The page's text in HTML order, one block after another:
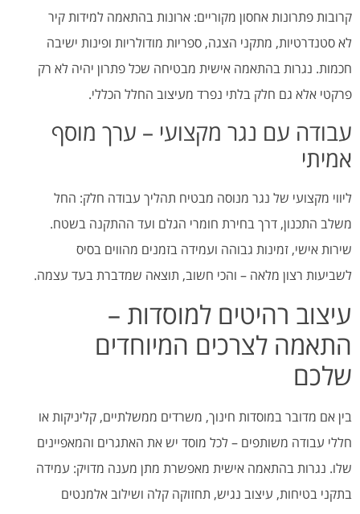
קרובות פתרונות אחסון מקוריים: ארונות בהתאמה למידות קיר
לא סטנדרטיות, מתקני הצגה, ספריות מודולריות ופינות ישיבה
חכמות. נגרות בהתאמה אישית מבטיחה שכל פתרון יהיה לא רק
פרקטי אלא גם חלק בלתי נפרד מעיצוב החלל הכללי.
עבודה עם נגר מקצועי – ערך מוסף
אמיתי
ליווי מקצועי של נגר מנוסה מבטיח תהליך עבודה חלק: החל
משלב התכנון, דרך בחירת חומרי הגלם ועד ההתקנה בשטח.
שירות אישי, זמינות גבוהה ועמידה בזמנים מהווים בסיס
לשביעות רצון מלאה – והכי חשוב, תוצאה שמדברת בעד עצמה.
עיצוב רהיטים למוסדות –
התאמה לצרכים המיוחדים
שלכם
בין אם מדובר במוסדות חינוך, משרדים ממשלתיים, קליניקות או
חללי עבודה משותפים – לכל מוסד יש את האתגרים והמאפיינים
שלו. נגרות בהתאמה אישית מאפשרת מתן מענה מדויק: עמידה
בתקני בטיחות, עיצוב נגיש, תחזוקה קלה ושילוב אלמנטים